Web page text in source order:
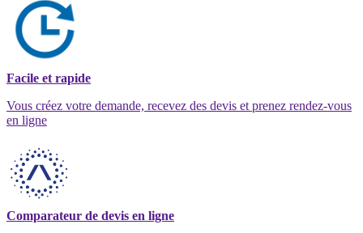
Facile et rapide
Vous créez votre demande, recevez des devis et prenez rendez-vous
en ligne
Comparateur de devis en ligne